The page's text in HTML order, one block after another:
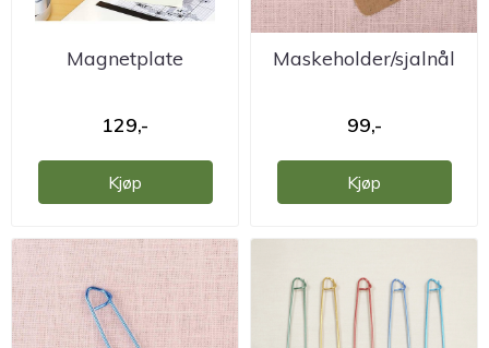
Magnetplate
129,-
Kjøp
Maskeholder/sjalnål
99,-
Kjøp